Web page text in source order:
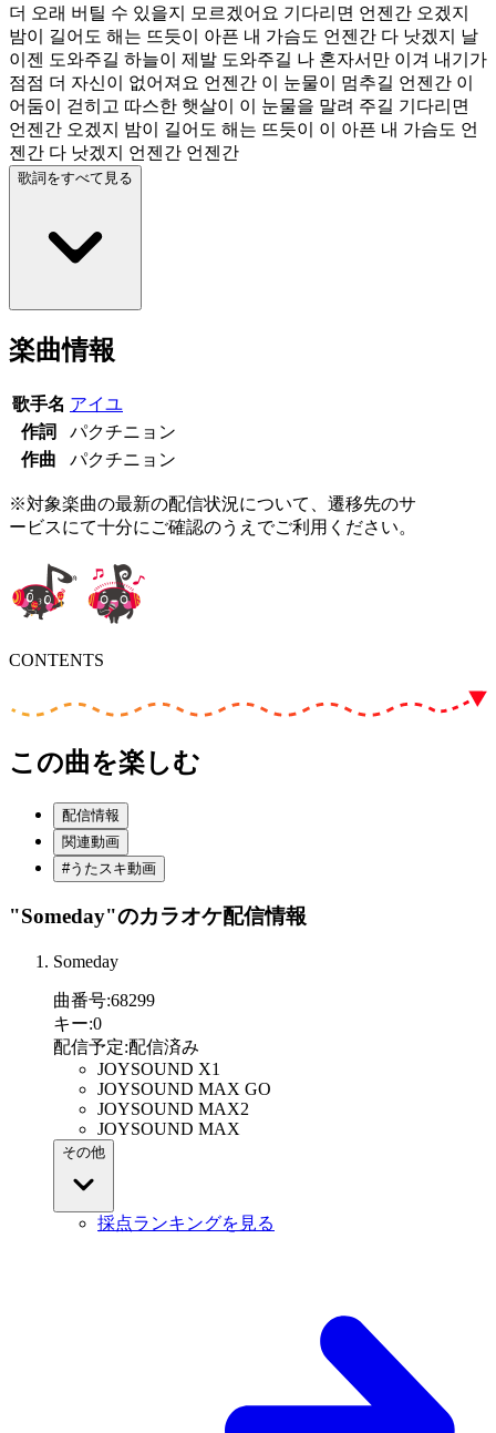
더 오래 버틸 수 있을지 모르겠어요 기다리면 언젠간 오겠지
밤이 길어도 해는 뜨듯이 아픈 내 가슴도 언젠간 다 낫겠지 날
이젠 도와주길 하늘이 제발 도와주길 나 혼자서만 이겨 내기가
점점 더 자신이 없어져요 언젠간 이 눈물이 멈추길 언젠간 이
어둠이 걷히고 따스한 햇살이 이 눈물을 말려 주길 기다리면
언젠간 오겠지 밤이 길어도 해는 뜨듯이 이 아픈 내 가슴도 언
젠간 다 낫겠지 언젠간 언젠간
歌詞をすべて見る
楽曲情報
歌手名 アイユ
作詞
パクチニョン
作曲
パクチニョン
※対象楽曲の最新の配信状況について、遷移先のサ
ービスにて十分にご確認のうえでご利用ください。
CONTENTS
この曲を楽しむ
配信情報
関連動画
#うたスキ動画
"Someday"のカラオケ配信情報
Someday
曲番号:68299
キー:0
配信予定:配信済み
JOYSOUND X1
JOYSOUND MAX GO
JOYSOUND MAX2
JOYSOUND MAX
その他
採点ランキングを見る